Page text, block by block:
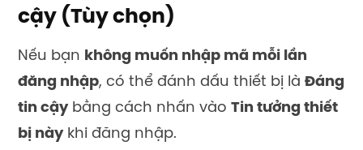
cậy (Tùy chọn)
Nếu bạn không muốn nhập mã mỗi lần
đăng nhập, có thể đánh dấu thiết bị là Đáng
tin cậybằng cách nhấn vào Tin tưởng thiết
bị nàykhi đăng nhập.